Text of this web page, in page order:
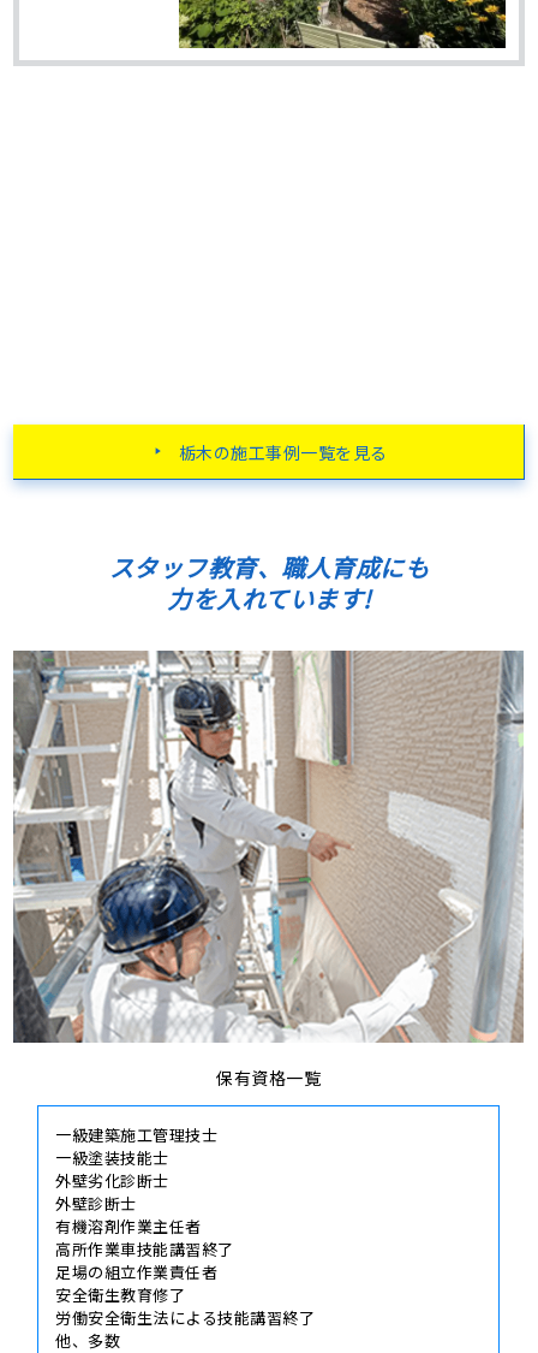
栃木の施工事例一覧を見る
スタッフ教育、職人育成にも
力を入れています!
保有資格一覧
一級建築施工管理技士
一級塗装技能士
外壁劣化診断士
外壁診断士
有機溶剤作業主任者
高所作業車技能講習終了
足場の組立作業責任者
安全衛生教育修了
労働安全衛生法による技能講習終了
他、多数